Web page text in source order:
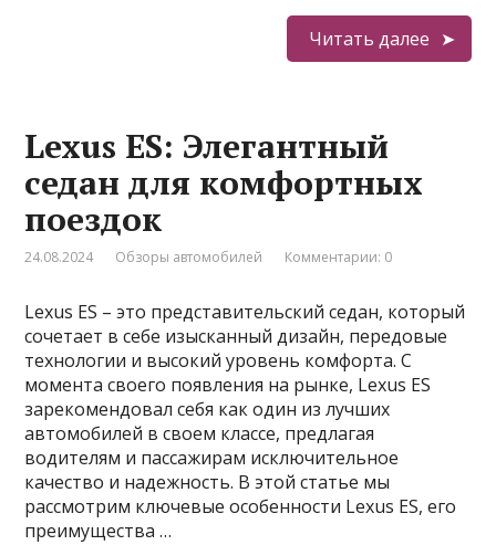
Читать далее
Lexus ES: Элегантный
седан для комфортных
поездок
24.08.2024 Обзоры автомобилей Комментарии: 0
Lexus ES – это представительский седан, который
сочетает в себе изысканный дизайн, передовые
технологии и высокий уровень комфорта. С
момента своего появления на рынке, Lexus ES
зарекомендовал себя как один из лучших
автомобилей в своем классе, предлагая
водителям и пассажирам исключительное
качество и надежность. В этой статье мы
рассмотрим ключевые особенности Lexus ES, его
преимущества …